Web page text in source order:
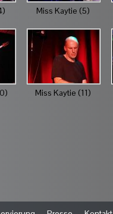
Miss Kaytie (5)
Miss Kaytie (11)